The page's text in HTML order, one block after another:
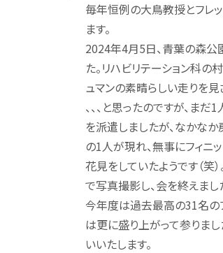
毎年恒例の大鳥教授とフレ
ます。
2024年4月5日、青葉の森公
た。リハビリテーション科
ュマンの素晴らしい走りを
、、、と思ったのですが、ま
を派遣しましたが、なかなか
の1人が現れ、無事にフィニ
花見をしていたようです（笑
で写真撮影し、会を終えまし
今年度は過去最高の31名の
は更に盛り上がって参りまし
いいたします。